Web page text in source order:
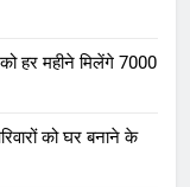
हर महीने मिलेंगे 7000
को घर बनाने के